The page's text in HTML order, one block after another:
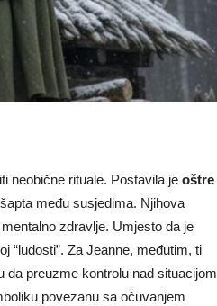
neobične rituale. Postavila je oštre
među susjedima. Njihova
zdravlje. Umjesto da je
“ludosti”. Za Jeanne, međutim, ti
da preuzme kontrolu nad situacijom
povezanu sa očuvanjem